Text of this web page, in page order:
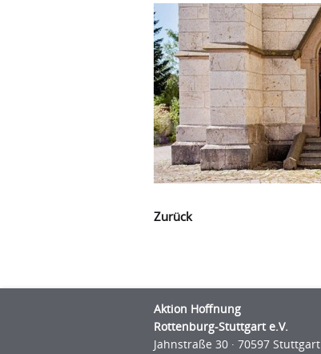
Zurück
Aktion Hoffnung
Rottenburg-Stuttgart e.V.
Jahnstraße 30 · 70597 Stuttgart